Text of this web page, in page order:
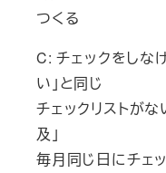
つくる
C: チェックをしな
い」と同じ
チェックリストがな
及」
毎月同じ日にチェ